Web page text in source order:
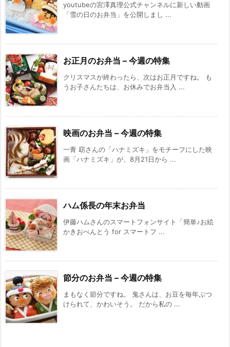
youtubeの宮澤真理公式チャンネルに新しい動画
「雪の日のお弁当」を公開しまし ...
お正月のお弁当 – 今週の特集
クリスマスが終わったら、次はお正月ですね。 も
うお子さんたちは、お休みでお弁当入 ...
映画のお弁当 – 今週の特集
一青 窈さんの「ハナミズキ」をモチーフにした映
画「ハナミズキ」が、8月21日から ...
ハム係長の年末お弁当
伊藤ハムさんのスマートフォンサイト「簡単♪お絵
かきおべんとう for スマートフ ...
節分のお弁当 – 今週の特集
まもなく節分ですね。 鬼さんは、お豆を毎年ぶつ
けられて、かわいそう。 だから私の ...